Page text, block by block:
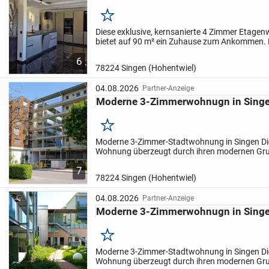
herausragende Ausstattung und das durchgängig
Vorzüge eines Bestandsgebäudes mit dem hochwertigen
Neubauwohnung. Die Kombination aus Premium-
und den drei Stellplätzen mit optionalem Carport verleiht
dauerhafte Wertstabilität und besonderen Wohnkomfort.
Alle im Exposé genannten Angaben beruhen auf
Eigentümers. Änderungen und Irrtum vorbehalten. Eine
ausgeschlossen.
6
Merken
Diese exklusive, kernsanierte 4 Zimmer
bietet auf 90 m² ein Zuhause zum Ankommen.
78224 Singen (Hohentwiel)
7
04.08.2026 Partner-Anzeige
Moderne 3-Zimmerwohnugn in
Merken
Moderne 3-Zimmer-Stadtwohnung in Singen
Wohnung überzeugt durch ihren modernen
78224 Singen (Hohentwiel)
04.08.2026 Partner-Anzeige
Moderne 3-Zimmerwohnugn in
Merken
Moderne 3-Zimmer-Stadtwohnung in Singen
Wohnung überzeugt durch ihren modernen